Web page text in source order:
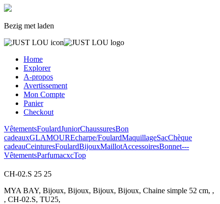
Bezig met laden
Home
Explorer
A-propos
Avertissement
Mon Compte
Panier
Checkout
VêtementsFoulardJuniorChaussuresBon
cadeauxGLAMOUREcharpe/FoulardMaquillageSacChèque
cadeauCeinturesFoulardBijouxMaillotAccessoiresBonnet---
VêtementsParfumacxcTop
CH-02.S 25 25
MYA BAY, Bijoux, Bijoux, Bijoux, Bijoux, Chaine simple 52 cm, ,
, CH-02.S, TU25,